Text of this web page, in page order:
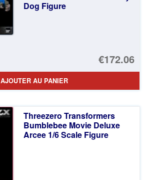
Dog Figure
€172.06
AJOUTER AU PANIER
Threezero Transformers
Bumblebee Movie Deluxe
Arcee 1/6 Scale Figure